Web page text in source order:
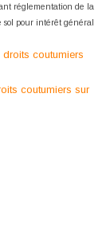
réglementation de la
sol pour intérêt général
coutumiers
coutumiers sur